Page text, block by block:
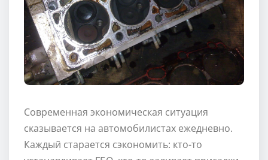
Современная экономическая ситуация
сказывается на автомобилистах ежедневно.
Каждый старается сэкономить: кто-то